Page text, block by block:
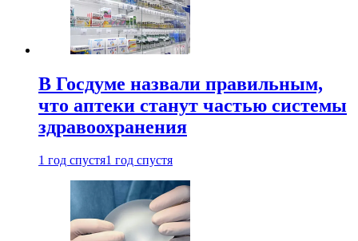
В Госдуме назвали правильным,
что аптеки станут частью системы
здравоохранения
1 год спустя1 год спустя